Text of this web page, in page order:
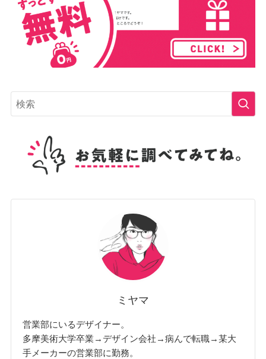
ミヤマ
営業部にいるデザイナー。
多摩美術大学卒業→デザイン会社→病んで転職→某大
手メーカーの営業部に勤務。